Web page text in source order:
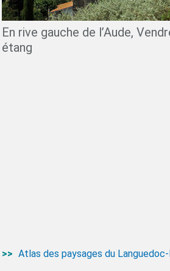
En rive gauche de l’Aude,
étang
Atlas des paysages du